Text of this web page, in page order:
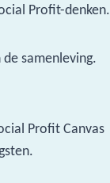
Profit-denken.
samenleving.
Profit Canvas